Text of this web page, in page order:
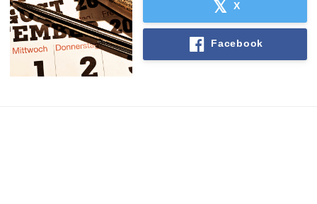
X
Facebook